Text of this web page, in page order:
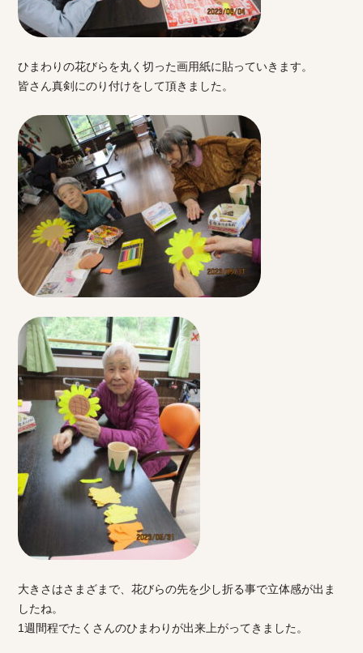
ひまわりの花びらを丸く切った画用紙に貼っていきます。
皆さん真剣にのり付けをして頂きました。
大きさはさまざまで、花びらの先を少し折る事で立体感が出ま
したね。
1週間程でたくさんのひまわりが出来上がってきました。